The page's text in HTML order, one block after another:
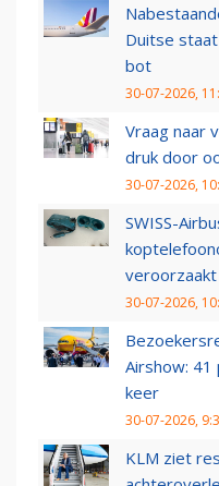
Duitse
bot
30-07-2026,
Vraag naar
druk door
30-07-2026,
SWISS-
veroorzaakt
30-07-2026,
Airshow:
keer
30-07-2026,
KLM ziet